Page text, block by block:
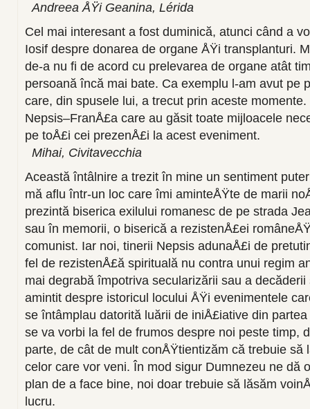
Andreea ÅŸi Geanina, Lérida
Cel mai interesant a fost duminică, atunci când a
Iosif despre donarea de organe ÅŸi transplanturi.
de-a nu fi de acord cu prelevarea de organe atât
persoană încă mai bate. Ca exemplu l-am avut pe
care, din spusele lui, a trecut prin aceste
Nepsis–FranÅ£a care au găsit toate mijloacele
pe toÅ£i cei prezenÅ£i la acest eveniment.
Mihai, Civitavecchia
Această întâlnire a trezit în mine un sentiment
mă aflu într-un loc care îmi aminteÅŸte de marii
prezintă biserica exilului romanesc de pe strada
sau în memorii, o biserică a rezistenÅ£ei
comunist. Iar noi, tinerii Nepsis adunaÅ£i de
fel de rezistenÅ£ă spirituală nu contra unui regim
mai degrabă împotriva secularizării sau a
amintit despre istoricul locului ÅŸi evenimentele
se întâmplau datorită luării de iniÅ£iative din
se va vorbi la fel de frumos despre noi peste timp,
parte, de cât de mult conÅŸtientizăm că trebuie să
celor care vor veni. În mod sigur Dumnezeu ne dă
plan de a face bine, noi doar trebuie să lăsăm
lucru.